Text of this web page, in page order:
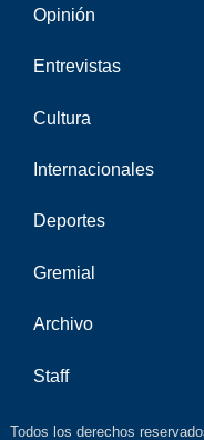
Opinión
Entrevistas
Cultura
Internacionales
Deportes
Gremial
Archivo
Staff
Todos los derechos